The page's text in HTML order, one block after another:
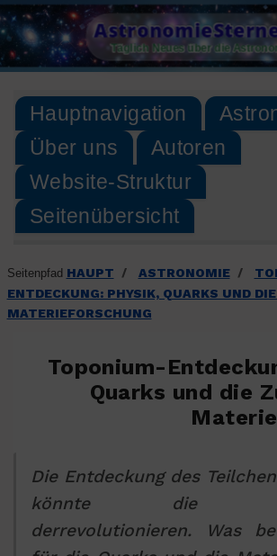
Skip
to
content
Täglich Neues über die
Hauptnavigation
Über uns
Autoren
Website-Struktur
Seitenübersicht
Seitenpfad HAUPT / ASTRONOMIE /
ENTDECKUNG: PHYSIK, QUARKS UND
MATERIEFORSCHUNG
Toponium-
Quarks und die
Die Entdeckung des
könnte die
derrevolutionieren. Was